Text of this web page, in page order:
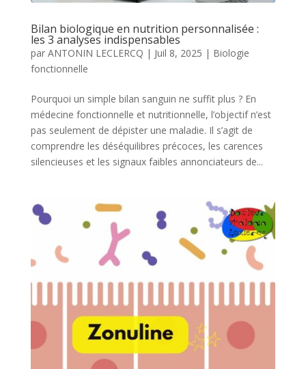
Bilan biologique en nutrition personnalisée :
les 3 analyses indispensables
par ANTONIN LECLERCQ | Juil 8, 2025 | Biologie
fonctionnelle
Pourquoi un simple bilan sanguin ne suffit plus ? En
médecine fonctionnelle et nutritionnelle, l’objectif n’est
pas seulement de dépister une maladie. Il s’agit de
comprendre les déséquilibres précoces, les carences
silencieuses et les signaux faibles annonciateurs de...